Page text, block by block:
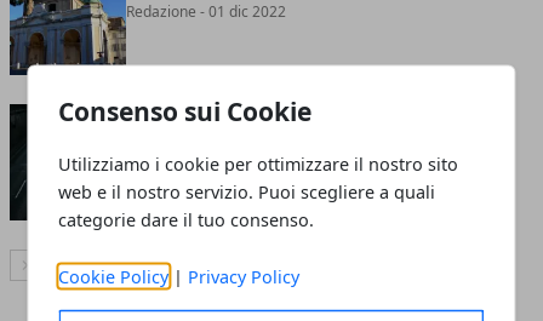
Consenso sui Cookie
Utilizziamo i cookie per ottimizzare il nostro sito
web e il nostro servizio. Puoi scegliere a quali
categorie dare il tuo consenso.
Cookie Policy | Privacy Policy
Redazione - 01 dic 2022
Come si montano le barre
portatutto
Redazione- 18 mag 2022
Articolo Successivo